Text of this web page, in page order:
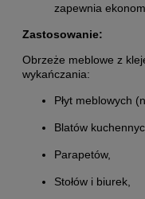
zapewnia
Zastosowanie:
Obrzeże meblowe z
wykańczania:
Płyt meblowych
Blatów
Parapetów,
Stołów i biurek,